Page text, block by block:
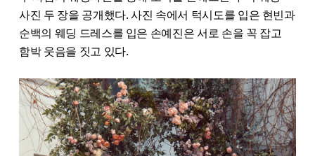
사진 두 장을 공개했다. 사진 속에서 턱시도를 입은 현빈과
순백의 웨딩 드레스를 입은 손예진은 서로 손을 꼭 잡고
함박 웃음을 짓고 있다.